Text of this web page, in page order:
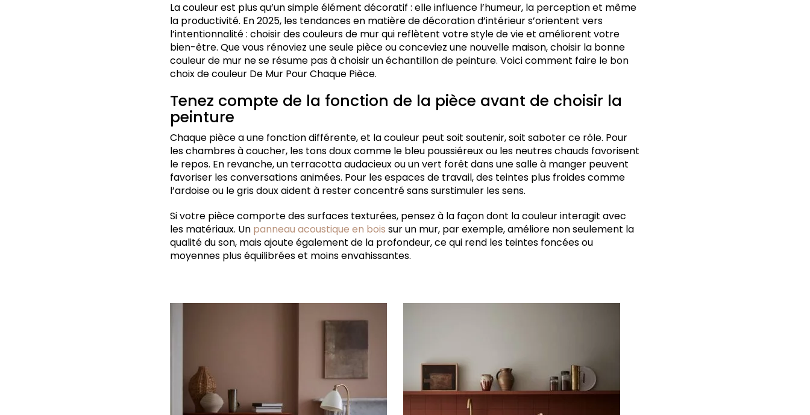
L'éclairage change tout
Créez une fluidité sans monotonie
La couleur est plus qu’un simple élément décoratif : elle influence l’humeur, la perception et même
la productivité. En 2025, les tendances en matière de décoration d’intérieur s’orientent vers
l’intentionnalité : choisir des couleurs de mur qui reflètent votre style de vie et améliorent votre
bien-être. Que vous rénoviez une seule pièce ou conceviez une nouvelle maison, choisir la bonne
couleur de mur ne se résume pas à choisir un échantillon de peinture. Voici comment faire le bon
choix de couleur De Mur Pour Chaque Pièce.
Tenez compte de la fonction de la pièce avant de choisir la
peinture
Chaque pièce a une fonction différente, et la couleur peut soit soutenir, soit saboter ce rôle. Pour
les chambres à coucher, les tons doux comme le bleu poussiéreux ou les neutres chauds favorisent
le repos. En revanche, un terracotta audacieux ou un vert forêt dans une salle à manger peuvent
favoriser les conversations animées. Pour les espaces de travail, des teintes plus froides comme
l’ardoise ou le gris doux aident à rester concentré sans surstimuler les sens.
Si votre pièce comporte des surfaces texturées, pensez à la façon dont la couleur interagit avec
les matériaux. Un panneau acoustique en bois sur un mur, par exemple, améliore non seulement la
qualité du son, mais ajoute également de la profondeur, ce qui rend les teintes foncées ou
moyennes plus équilibrées et moins envahissantes.